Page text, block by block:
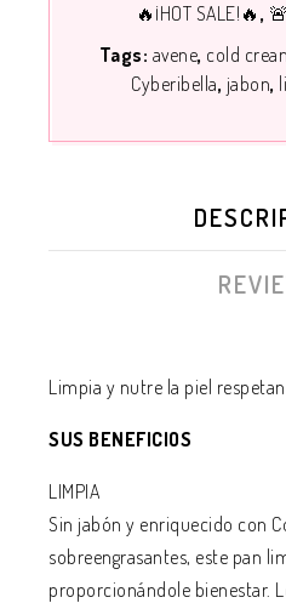
🔥¡HOT SALE!🔥
Tags: avene cold
Cyberibella jabon
Limpia y nutre la piel
SUS BENEFICIOS
LIMPIA
Sin jabón y enriquecido con
sobreengrasantes, este pan
proporcionándole bienestar.